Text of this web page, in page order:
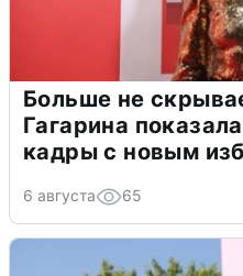
Больше не
Гагарина
кадры с новым
6 августа 65